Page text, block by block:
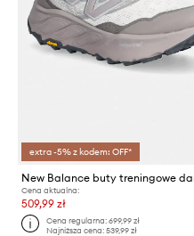
extra -5% z kodem: OFF*
Cena aktualna:
509,99 zł
Cena regularna:699,99 zł
Najniższa cena:539,99 zł